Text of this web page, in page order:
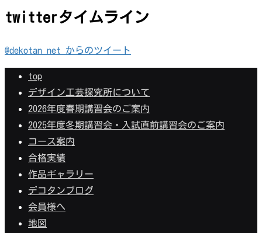
twitterタイムライン
@dekotan_net からのツイート
top
デザイン工芸探究所について
2026年度春期講習会のご案内
2025年度冬期講習会・入試直前講習会のご案内
コース案内
合格実績
作品ギャラリー
デコタンブログ
会員様へ
地図